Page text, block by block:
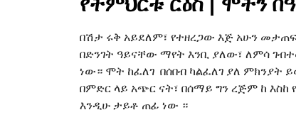
በሽታ ሩቅ አይደለም፣ የተዘረጋው እጅ አሁን
በድንገት ዓይናቸው ማየት እንቢ ያለው፣ ለምሳ
ነው። ሞት ከፈለገ በሰበብ ካልፈለገ ያለ ምክንያት
በምድር ላይ አጭር ናት፣ በሰማይ ግን ረጅም ከ
እንዲሁ ታይቶ ጠፊ ነው ።